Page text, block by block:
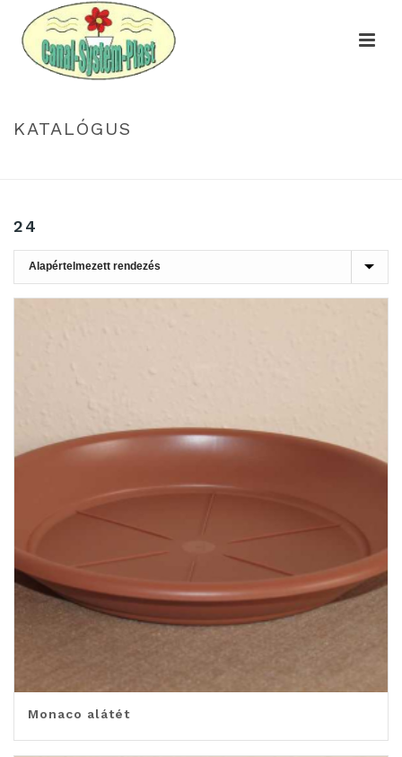
KATALÓGUS
24
Monaco alátét